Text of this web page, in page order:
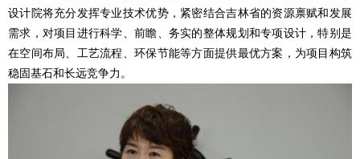
设计院将充分发挥专业技术优势，紧密结合吉林省的资源禀赋和发展
需求，对项目进行科学、前瞻、务实的整体规划和专项设计，特别是
在空间布局、工艺流程、环保节能等方面提供最优方案，为项目构筑
稳固基石和长远竞争力。